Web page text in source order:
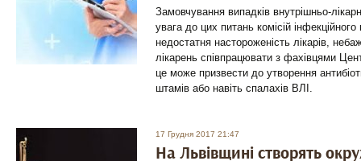
Замовчування випадків внутрішньо-
увага до цих питань комісій
недостатня настороженість лікарів,
лікарень співпрацювати з фахівцями
це може призвести до утворення
штамів або навіть спалахів ВЛІ.
17 Грудня 2017 21:47
На Львівщині створять